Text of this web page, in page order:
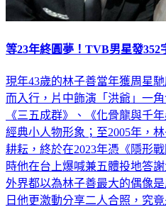
等23年終圓夢！TVB男星發352
現年43歲的林子善當年獲周星
而入行，片中飾演「洪爺」一
《三五成群》、《化骨龍與千
經典小人物形象；至2005年，
耕耘，終於在2023年憑《隱形
時他在台上爆喊兼五體投地答
外界都以為林子善最大的偶像
日他更激動分享二人合照，究竟